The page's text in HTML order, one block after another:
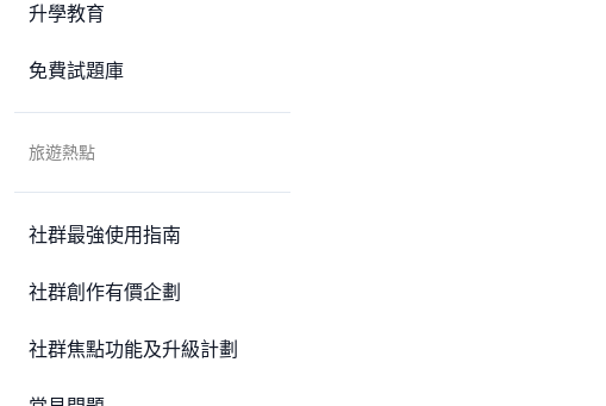
升學教育
免費試題庫
旅遊熱點
社群最強使用指南
社群創作有價企劃
社群焦點功能及升級計劃